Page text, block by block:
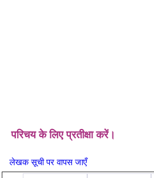
परिचय के लिए प्रतीक्षा करें।
लेखक सूची पर वापस जाएँ